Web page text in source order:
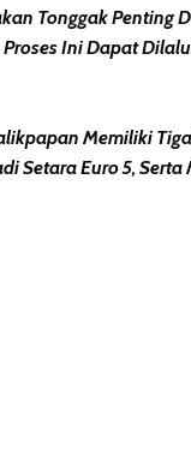
Tonggak Penting
Ini Dapat
Memiliki
Setara Euro 5,